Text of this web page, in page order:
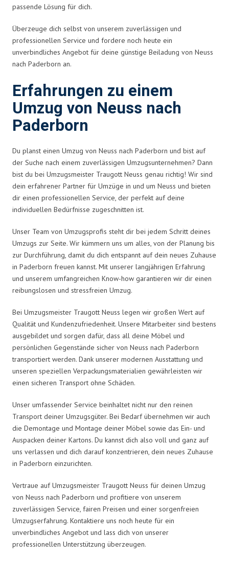
passende Lösung für dich.
Überzeuge dich selbst von unserem zuverlässigen und
professionellen Service und fordere noch heute ein
unverbindliches Angebot für deine günstige Beiladung von Neuss
nach Paderborn an.
Erfahrungen zu einem
Umzug von Neuss nach
Paderborn
Du planst einen Umzug von Neuss nach Paderborn und bist auf
der Suche nach einem zuverlässigen Umzugsunternehmen? Dann
bist du bei Umzugsmeister Traugott Neuss genau richtig! Wir sind
dein erfahrener Partner für Umzüge in und um Neuss und bieten
dir einen professionellen Service, der perfekt auf deine
individuellen Bedürfnisse zugeschnitten ist.
Unser Team von Umzugsprofis steht dir bei jedem Schritt deines
Umzugs zur Seite. Wir kümmern uns um alles, von der Planung bis
zur Durchführung, damit du dich entspannt auf dein neues Zuhause
in Paderborn freuen kannst. Mit unserer langjährigen Erfahrung
und unserem umfangreichen Know-how garantieren wir dir einen
reibungslosen und stressfreien Umzug.
Bei Umzugsmeister Traugott Neuss legen wir großen Wert auf
Qualität und Kundenzufriedenheit. Unsere Mitarbeiter sind bestens
ausgebildet und sorgen dafür, dass all deine Möbel und
persönlichen Gegenstände sicher von Neuss nach Paderborn
transportiert werden. Dank unserer modernen Ausstattung und
unseren speziellen Verpackungsmaterialien gewährleisten wir
einen sicheren Transport ohne Schäden.
Unser umfassender Service beinhaltet nicht nur den reinen
Transport deiner Umzugsgüter. Bei Bedarf übernehmen wir auch
die Demontage und Montage deiner Möbel sowie das Ein- und
Auspacken deiner Kartons. Du kannst dich also voll und ganz auf
uns verlassen und dich darauf konzentrieren, dein neues Zuhause
in Paderborn einzurichten.
Vertraue auf Umzugsmeister Traugott Neuss für deinen Umzug
von Neuss nach Paderborn und profitiere von unserem
zuverlässigen Service, fairen Preisen und einer sorgenfreien
Umzugserfahrung. Kontaktiere uns noch heute für ein
unverbindliches Angebot und lass dich von unserer
professionellen Unterstützung überzeugen.